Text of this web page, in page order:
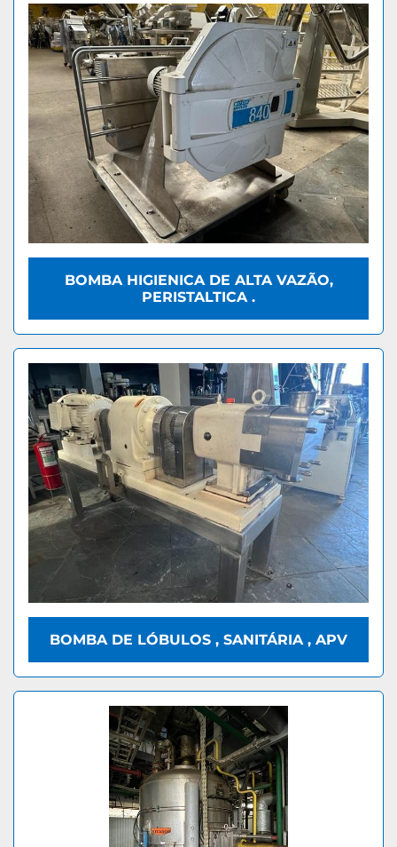
BOMBA HIGIENICA DE ALTA VAZÃO,
PERISTALTICA .
BOMBA DE LÓBULOS , SANITÁRIA , APV